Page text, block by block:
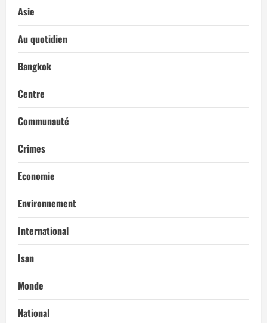
Asie
Au quotidien
Bangkok
Centre
Communauté
Crimes
Economie
Environnement
International
Isan
Monde
National